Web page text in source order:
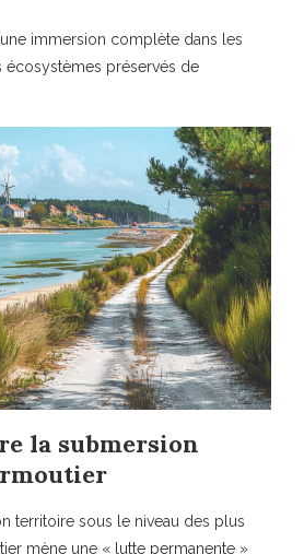
immersion complète dans les
écosystèmes préservés de
la submersion
territoire sous le niveau des plus
mène une « lutte permanente »